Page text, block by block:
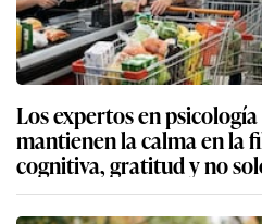
Los expertos en
mantienen la calma en la
cognitiva, gratitud y no